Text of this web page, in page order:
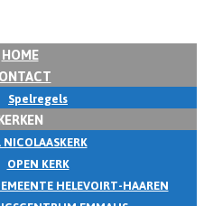
HOME
Spelregels
OPEN KERK
HELEVOIRT-HAAREN